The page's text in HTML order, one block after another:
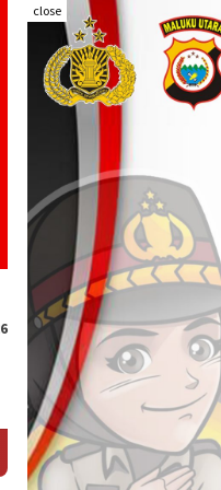
close
Kawasan Pelabuhan